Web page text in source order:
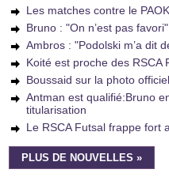
Les matches contre le
Bruno : "On n’est pas favori"
Ambros : "Podolski m’a dit
Koité est proche des RSCA
Boussaid sur la photo
Antman est qualifié:Bruno
titularisation
Le RSCA Futsal frappe fort
PLUS DE NOUVELLES »